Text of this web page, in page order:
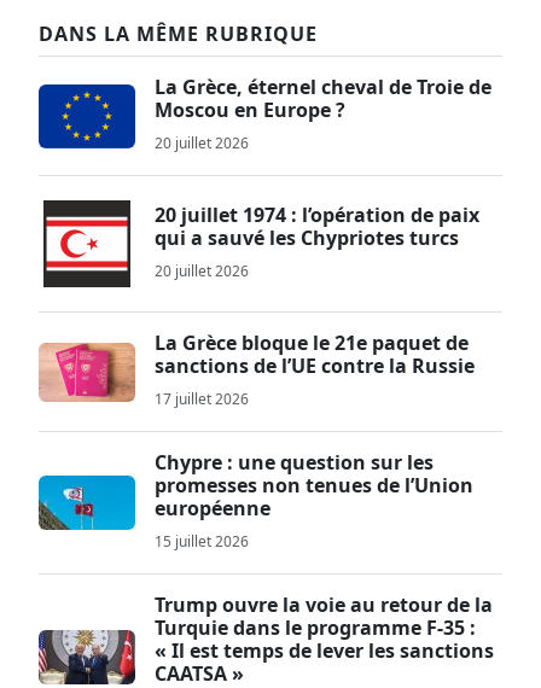
DANS LA MÊME RUBRIQUE
La Grèce, éternel cheval de Troie de
Moscou en Europe ?
20 juillet 2026
20 juillet 1974 : l’opération de paix
qui a sauvé les Chypriotes turcs
20 juillet 2026
La Grèce bloque le 21e paquet de
sanctions de l’UE contre la Russie
17 juillet 2026
Chypre : une question sur les
promesses non tenues de l’Union
européenne
15 juillet 2026
Trump ouvre la voie au retour de la
Turquie dans le programme F-35 :
« Il est temps de lever les sanctions
CAATSA »